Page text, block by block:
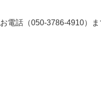
話（050-3786-4910）ま